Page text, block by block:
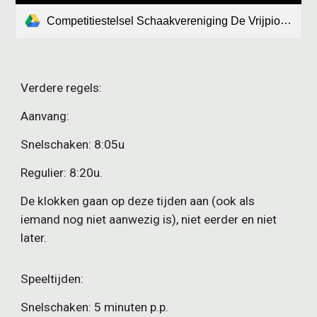
Competitiestelsel Schaakvereniging De Vrijpion sei_250908_050145.pdf
Verdere regels:
Aanvang:
Snelschaken: 8:05u
Regulier: 8:20u.
De klokken gaan op deze tijden aan (ook als
iemand nog niet aanwezig is), niet eerder en niet
later.
Speeltijden:
Snelschaken: 5 minuten p.p.